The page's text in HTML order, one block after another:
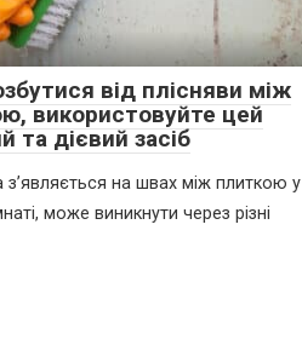
від плісняви між
використовуйте цей
та дієвий засіб
з’являється на швах між плиткою у
може виникнути через різні